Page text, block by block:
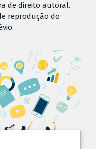
de direito autoral.
reprodução do